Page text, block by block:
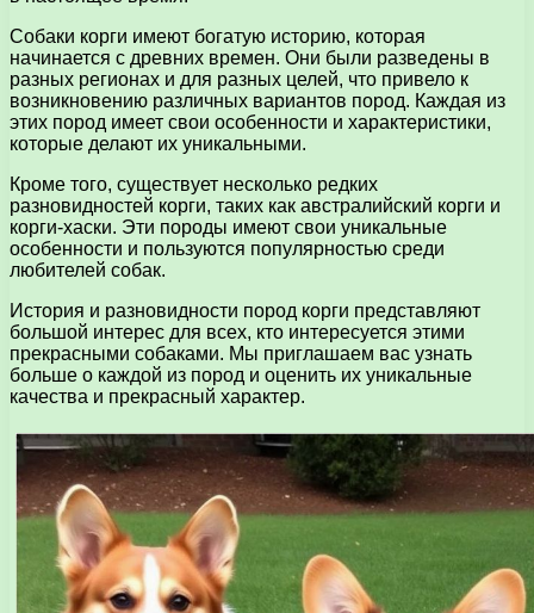
Собаки корги имеют богатую историю, которая
начинается с древних времен. Они были разведены в
разных регионах и для разных целей, что привело к
возникновению различных вариантов пород. Каждая из
этих пород имеет свои особенности и характеристики,
которые делают их уникальными.
Кроме того, существует несколько редких
разновидностей корги, таких как австралийский корги и
корги-хаски. Эти породы имеют свои уникальные
особенности и пользуются популярностью среди
любителей собак.
История и разновидности пород корги представляют
большой интерес для всех, кто интересуется этими
прекрасными собаками. Мы приглашаем вас узнать
больше о каждой из пород и оценить их уникальные
качества и прекрасный характер.